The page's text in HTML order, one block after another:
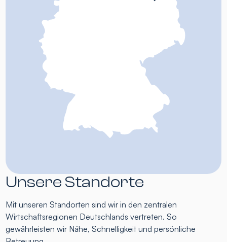
Unsere Standorte
Mit unseren Standorten sind wir in den zentralen
Wirtschaftsregionen Deutschlands vertreten. So
gewährleisten wir Nähe, Schnelligkeit und persönliche